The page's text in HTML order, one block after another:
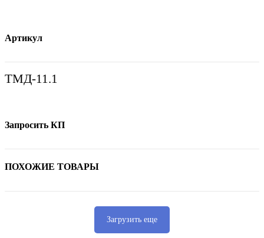
Артикул
ТМД-11.1
Запросить КП
ПОХОЖИЕ ТОВАРЫ
Загрузить еще